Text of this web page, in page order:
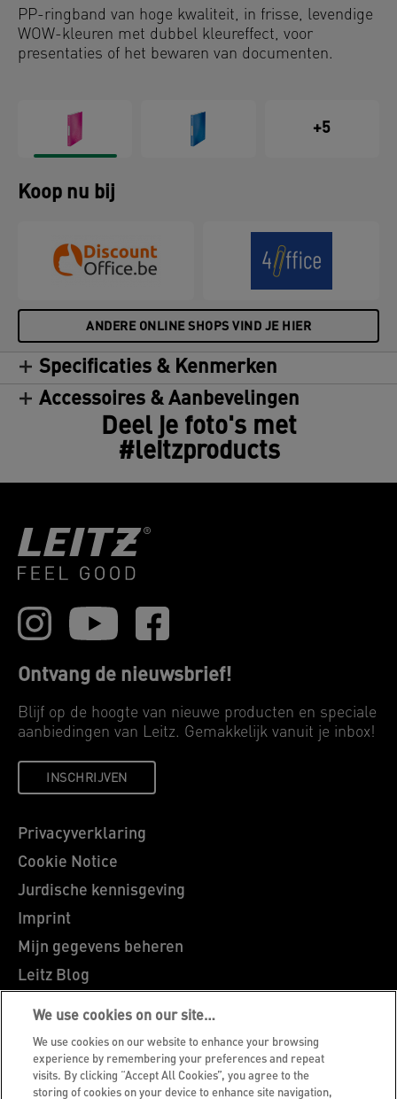
PP-ringband van hoge kwaliteit, in frisse, levendige
WOW-kleuren met dubbel kleureffect, voor
presentaties of het bewaren van documenten.
+5
Koop nu bij
ANDERE ONLINE SHOPS VIND JE HIER
Specificaties & Kenmerken
Accessoires & Aanbevelingen
Deel je foto's met
#leitzproducts
Ontvang de nieuwsbrief!
Blijf op de hoogte van nieuwe producten en speciale
aanbiedingen van Leitz. Gemakkelijk vanuit je inbox!
INSCHRIJVEN
Privacyverklaring
Cookie Notice
Jurdische kennisgeving
Imprint
Mijn gegevens beheren
Leitz Blog
Vacatures
Leitz EasyPrint
Klantenservice
Richtlijnen bij recycling van verpakkingen
We use cookies on our site…
We use cookies on our website to enhance your browsing
experience by remembering your preferences and repeat
visits. By clicking “Accept All Cookies”, you agree to the
storing of cookies on your device to enhance site navigation,